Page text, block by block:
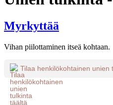
Myrkyttää
Vihan piilottaminen itseä kohtaan.
Tilaa henkilökohtainen unien